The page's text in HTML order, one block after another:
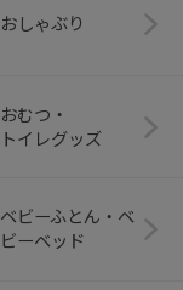
おしゃぶり
おむつ・
トイレグッズ
ベビーふとん・ベ
ビーベッド